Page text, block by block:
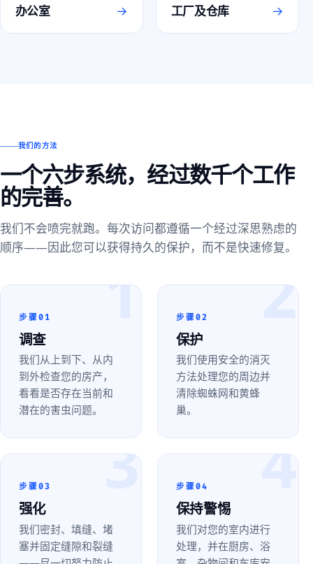
办公室 → 工厂及仓库 →
我们的方法
一个六步系统，经过数千个工作
的完善。
我们不会喷完就跑。每次访问都遵循一个经过深思熟虑的
顺序——因此您可以获得持久的保护，而不是快速修复。
1
步骤01
调查
我们从上到下、从内
到外检查您的房产，
看看是否存在当前和
潜在的害虫问题。
2
步骤02
保护
我们使用安全的消灭
方法处理您的周边并
清除蜘蛛网和黄蜂
巢。
3
步骤03
强化
我们密封、填缝、堵
塞并固定缝隙和裂缝
4
步骤04
保持警惕
我们对您的室内进行
处理，并在厨房、浴